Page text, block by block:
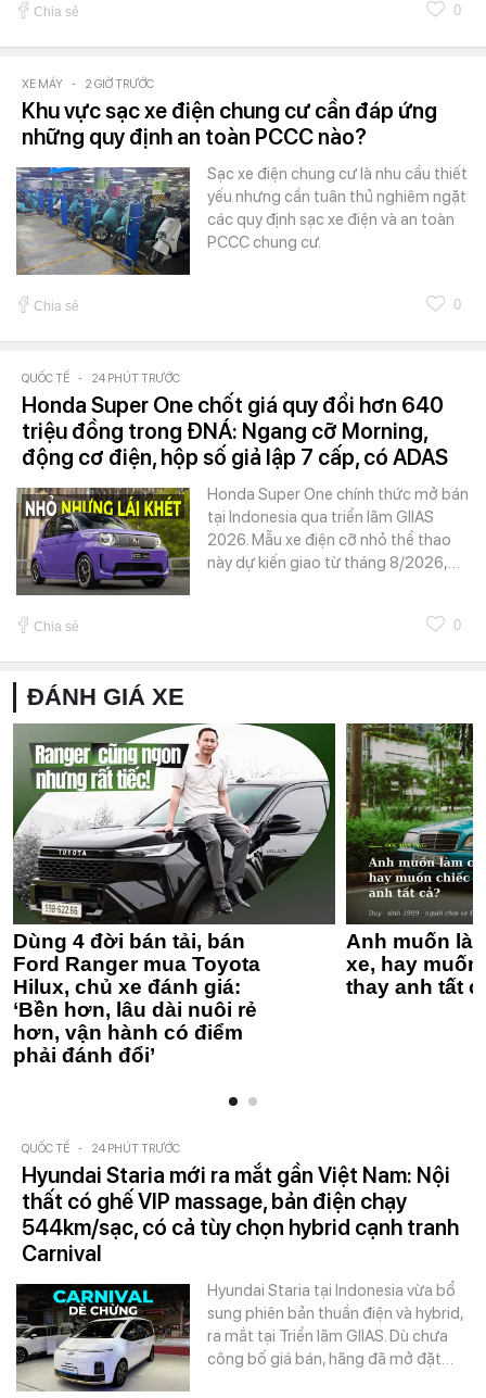
Chia sẻ 0
XE MÁY - 2 GIỜ TRƯỚC
Khu vực sạc xe điện chung cư cần đáp ứng
những quy định an toàn PCCC nào?
Sạc xe điện chung cư là nhu cầu thiết
yếu nhưng cần tuân thủ nghiêm ngặt
các quy định sạc xe điện và an toàn
PCCC chung cư.
Chia sẻ 0
QUỐC TẾ - 24 PHÚT TRƯỚC
Honda Super One chốt giá quy đổi hơn 640
triệu đồng trong ĐNÁ: Ngang cỡ Morning,
động cơ điện, hộp số giả lập 7 cấp, có ADAS
Honda Super One chính thức mở bán
tại Indonesia qua triển lãm GIIAS
2026. Mẫu xe điện cỡ nhỏ thể thao
này dự kiến giao từ tháng 8/2026,…
Chia sẻ 0
ĐÁNH GIÁ XE
Dùng 4 đời bán tải, bán
Ford Ranger mua Toyota
Hilux, chủ xe đánh giá:
‘Bền hơn, lâu dài nuôi rẻ
hơn, vận hành có điểm
phải đánh đổi’
Anh muốn
xe, hay
thay anh tất
QUỐC TẾ - 24 PHÚT TRƯỚC
Hyundai Staria mới ra mắt gần Việt Nam: Nội
thất có ghế VIP massage, bản điện chạy
544km/sạc, có cả tùy chọn hybrid cạnh tranh
Carnival
Hyundai Staria tại Indonesia vừa bổ
sung phiên bản thuần điện và hybrid,
ra mắt tại Triển lãm GIIAS. Dù chưa
công bố giá bán, hãng đã mở đặt…